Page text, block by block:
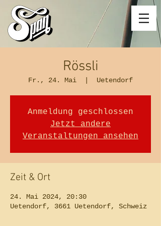
Rössli
Fr., 24. Mai Uetendorf
Anmeldung geschlossen
Jetzt andere
Veranstaltungen ansehen
Zeit & Ort
24. Mai 2024, 20:30
Uetendorf, 3661 Uetendorf, Schweiz